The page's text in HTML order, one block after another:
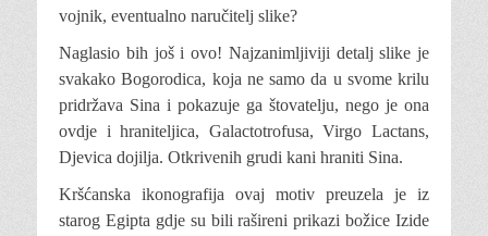
vojnik, eventualno naručitelj slike?
Naglasio bih još i ovo! Najzanimljiviji detalj slike je
svakako Bogorodica, koja ne samo da u svome krilu
pridržava Sina i pokazuje ga štovatelju, nego je ona
ovdje i hraniteljica, Galactotrofusa, Virgo Lactans,
Djevica dojilja. Otkrivenih grudi kani hraniti Sina.
Kršćanska ikonografija ovaj motiv preuzela je iz
starog Egipta gdje su bili rašireni prikazi božice Izide